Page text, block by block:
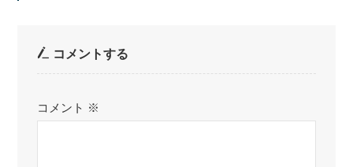
コメントする
コメント ※